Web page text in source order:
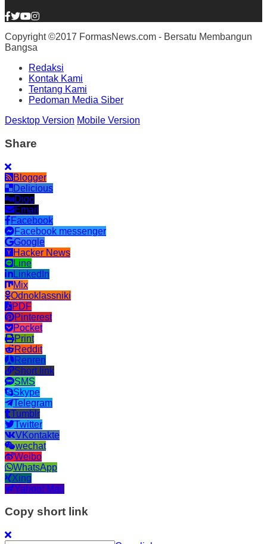
Copyright ©2017 FormasNews.com - Bersatu Membangun
Bangsa
Redaksi
Kontak Kami
Tentang Kami
Pedoman Media Siber
Desktop Version Mobile Version
Share
Blogger
Delicious
Digg
Email
Facebook
Facebook messenger
Google
Hacker News
Line
LinkedIn
Mix
Odnoklassniki
PDF
Pinterest
Pocket
Print
Reddit
Renren
Short link
SMS
Skype
Telegram
Tumblr
Twitter
VKontakte
wechat
Weibo
WhatsApp
Xing
Yahoo! Mail
Copy short link